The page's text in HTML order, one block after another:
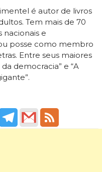
é autor de livros
Tem mais de 70
nacionais e
posse como membro
Entre seus maiores
democracia” e “A